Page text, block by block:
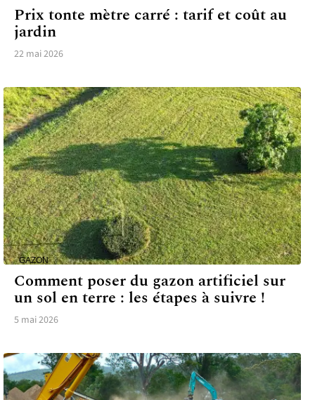
Prix tonte mètre carré : tarif et coût au
jardin
22 mai 2026
GAZON
Comment poser du gazon artificiel sur
un sol en terre : les étapes à suivre !
5 mai 2026